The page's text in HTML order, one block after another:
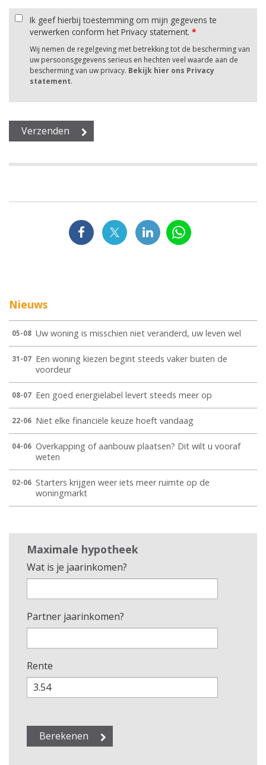
Ik geef hierbij toestemming om mijn gegevens te
verwerken conform het Privacy statement. *
Wij nemen de regelgeving met betrekking tot de bescherming van
uw persoonsgegevens serieus en hechten veel waarde aan de
bescherming van uw privacy. Bekijk hier ons Privacy
statement.
Nieuws
05-08 Uw woning is misschien niet veranderd, uw leven wel
31-07 Een woning kiezen begint steeds vaker buiten de
voordeur
08-07 Een goed energielabel levert steeds meer op
22-06 Niet elke financiële keuze hoeft vandaag
04-06 Overkapping of aanbouw plaatsen? Dit wilt u vooraf
weten
02-06 Starters krijgen weer iets meer ruimte op de
woningmarkt
Maximale hypotheek
Wat is je jaarinkomen?
Partner jaarinkomen?
Rente